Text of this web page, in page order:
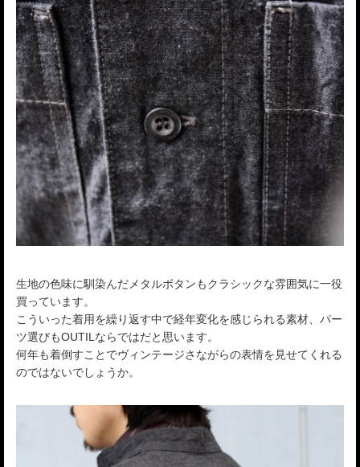
生地の色味に馴染んだメタルボタンもクラシックな雰囲気に一役
買っています。
こういった着用を繰り返す中で経年変化を感じられる素材、パー
ツ選びもOUTILならではだと思います。
何年も着倒すことでヴィンテージさながらの表情を見せてくれる
のではないでしょうか。